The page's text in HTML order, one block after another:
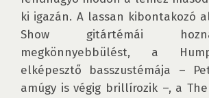
ki igazán. A lassan kibontakozó
Show gitártémái
megkönnyebbülést, a
elképesztő basszustémája –
amúgy is végig brillírozik –, a